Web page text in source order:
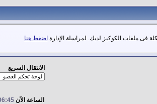
فى ملفات الكوكيز لديك. لمراسلة الإدارة اضغط هنا
الانتقال السريع
الساعة الآن PM